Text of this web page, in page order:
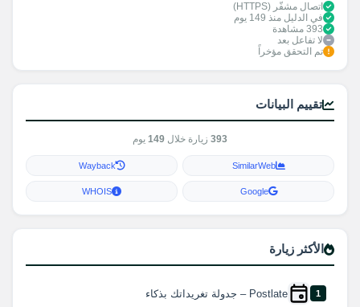
اتصال مشفّر (HTTPS)
في الدليل منذ 149 يوم
393 مشاهدة
لا تفاعل بعد
تم التحقق مؤخراً
تقييم البيانات
393 زيارة خلال 149 يوم
SimilarWeb
Wayback
Google
WHOIS
الأكثر زيارة
1 Postlate – جدولة تغريداتك بذكاء